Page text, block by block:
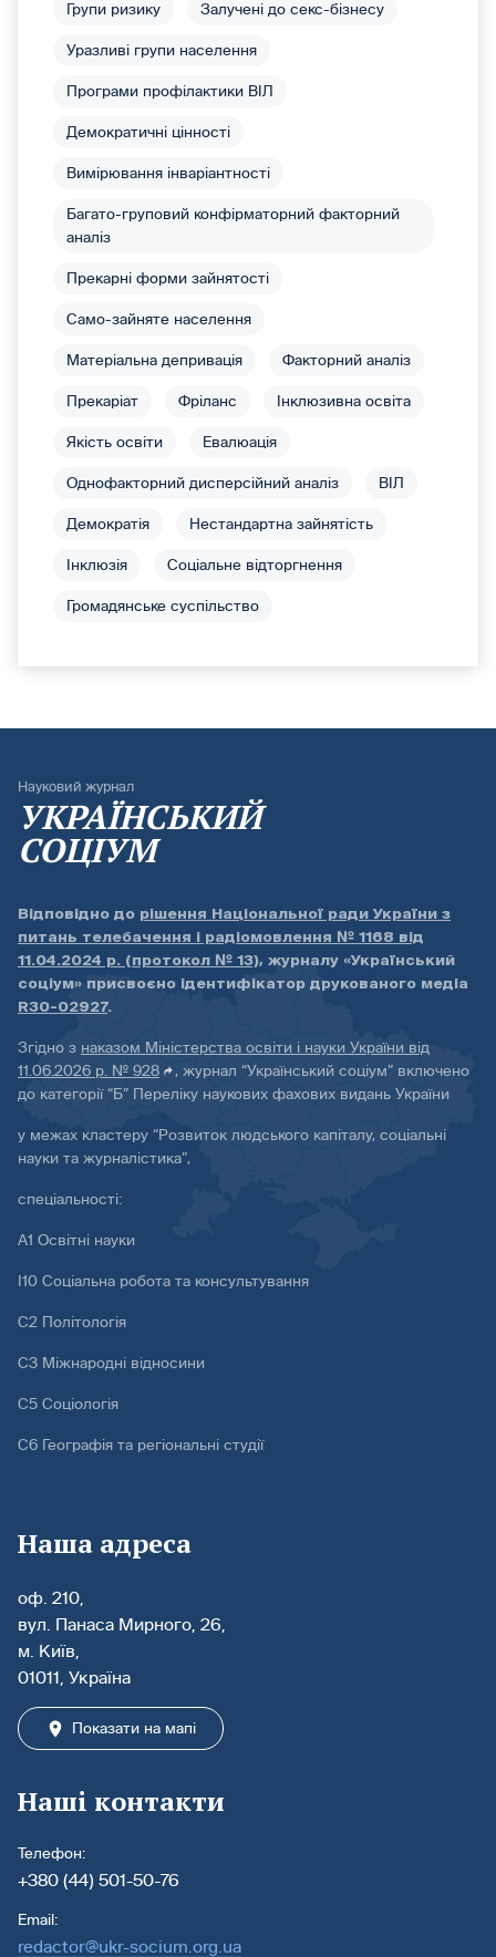
Групи ризику Залучені до секс-бізнесу
Уразливі групи населення
Програми профілактики ВІЛ
Демократичні цінності
Вимірювання інваріантності
Багато-груповий конфірматорний факторний
аналіз
Прекарні форми зайнятості
Само-зайняте населення
Матеріальна депривація Факторний аналіз
Прекаріат Фріланс Інклюзивна освіта
Якість освіти Евалюація
Однофакторний дисперсійний аналіз ВІЛ
Демократія Нестандартна зайнятість
Інклюзія Соціальне відторгнення
Громадянське суспільство
Науковий журнал
УКРАЇНСЬКИЙ
СОЦІУМ
Відповідно до рішення Національної ради України з
питань телебачення і радіомовлення № 1168 від
11.04.2024 р. (протокол № 13), журналу «Український
соціум» присвоєно ідентифікатор друкованого медіа
R30-02927.
Згідно з наказом Міністерства освіти і науки України від
11.06.2026 р. № 928
, журнал “Український соціум” включено
до категорії “Б” Переліку наукових фахових видань України
у межах кластеру “Розвиток людського капіталу, соціальні
науки та журналістика”,
спеціальності:
А1 Освітні науки
І10 Соціальна робота та консультування
С2 Політологія
С3 Міжнародні відносини
С5 Соціологія
С6 Географія та регіональні студії
Наша адреса
оф. 210,
вул. Панаса Мирного, 26,
м. Київ,
01011, Україна
Показати на мапі
Наші контакти
Телефон:
+380 (44) 501-50-76
Email:
redactor@ukr-socium.org.ua